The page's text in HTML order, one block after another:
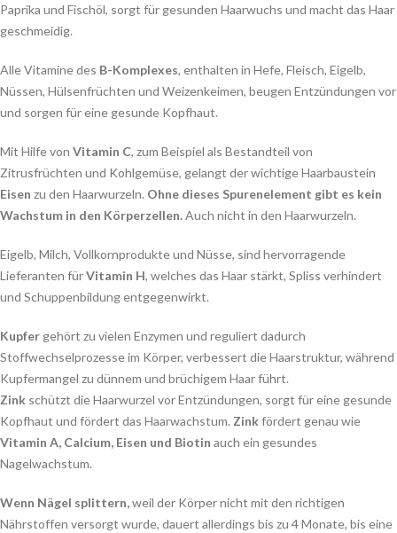
Paprika und Fischöl, sorgt für gesunden Haarwuchs und macht das Haar
geschmeidig.
Alle Vitamine des B-Komplexes, enthalten in Hefe, Fleisch, Eigelb,
Nüssen, Hülsenfrüchten und Weizenkeimen, beugen Entzündungen vor
und sorgen für eine gesunde Kopfhaut.
Mit Hilfe von Vitamin C, zum Beispiel als Bestandteil von
Zitrusfrüchten und Kohlgemüse, gelangt der wichtige Haarbaustein
Eisen zu den Haarwurzeln. Ohne dieses Spurenelement gibt es kein
Wachstum in den Körperzellen.Auch nicht in den Haarwurzeln.
Eigelb, Milch, Vollkornprodukte und Nüsse, sind hervorragende
Lieferanten fürVitamin H, welches das Haar stärkt, Spliss verhindert
und Schuppenbildung entgegenwirkt.
Kupfer gehört zu vielen Enzymen und reguliert dadurch
Stoffwechselprozesse im Körper, verbessert die Haarstruktur, während
Kupfermangel zu dünnem und brüchigem Haar führt.
Zink schützt die Haarwurzel vor Entzündungen, sorgt für eine gesunde
Kopfhaut und fördert das Haarwachstum. Zinkfördert genau wie
Vitamin A, Calcium, Eisen und Biotin auch ein gesundes
Nagelwachstum.
Wenn Nägel splittern,weil der Körper nicht mit den richtigen
Nährstoffen versorgt wurde, dauert allerdings bis zu 4 Monate, bis eine